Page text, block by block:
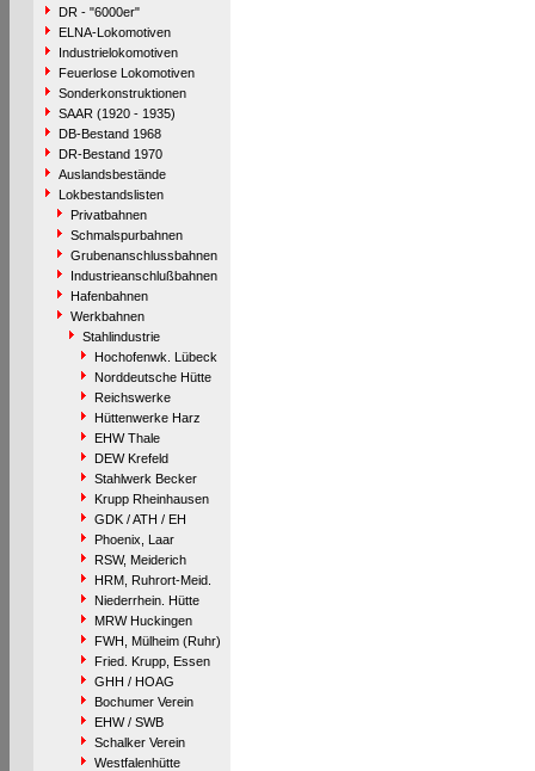
DR - "6000er"
ELNA-Lokomotiven
Industrielokomotiven
Feuerlose Lokomotiven
Sonderkonstruktionen
SAAR (1920 - 1935)
DB-Bestand 1968
DR-Bestand 1970
Auslandsbestände
Lokbestandslisten
Privatbahnen
Schmalspurbahnen
Grubenanschlussbahnen
Industrieanschlußbahnen
Hafenbahnen
Werkbahnen
Stahlindustrie
Hochofenwk. Lübeck
Norddeutsche Hütte
Reichswerke
Hüttenwerke Harz
EHW Thale
DEW Krefeld
Stahlwerk Becker
Krupp Rheinhausen
GDK / ATH / EH
Phoenix, Laar
RSW, Meiderich
HRM, Ruhrort-Meid.
Niederrhein. Hütte
MRW Huckingen
FWH, Mülheim (Ruhr)
Fried. Krupp, Essen
GHH / HOAG
Bochumer Verein
EHW / SWB
Schalker Verein
Westfalenhütte